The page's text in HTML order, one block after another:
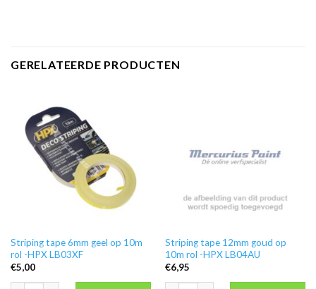
GERELATEERDE PRODUCTEN
Striping tape 6mm geel op 10m
rol -HPX LB03XF
€5,00
Striping tape 12mm goud op
10m rol -HPX LB04AU
€6,95